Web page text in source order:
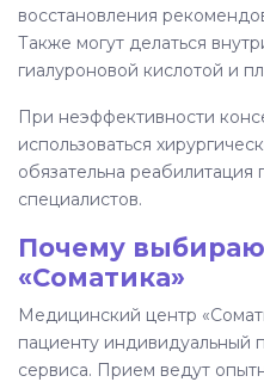
восстановления
Также могут делаться
гиалуроновой кислотой и
При неэффективности
использоваться
обязательна реабилитация
специалистов.
Почему
«Соматика»
Медицинский центр
пациенту индивидуальный
сервиса. Прием ведут